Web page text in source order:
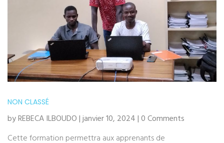
NON CLASSÉ
by REBECA ILBOUDO | janvier 10, 2024 | 0 Comments
Cette formation permettra aux apprenants de